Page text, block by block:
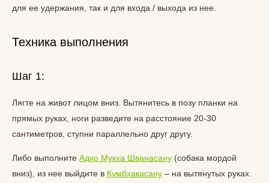
для ее удержания, так и для входа / выхода из нее.
Техника выполнения
Шаг 1:
Лягте на живот лицом вниз. Вытянитесь в позу планки на
прямых руках, ноги разведите на расстояние 20-30
сантиметров, ступни параллельно друг другу.
Либо выполните Адхо Мукха Шванасану (собака мордой
вниз), из нее выйдите в Кумбхакасану – на вытянутых руках.